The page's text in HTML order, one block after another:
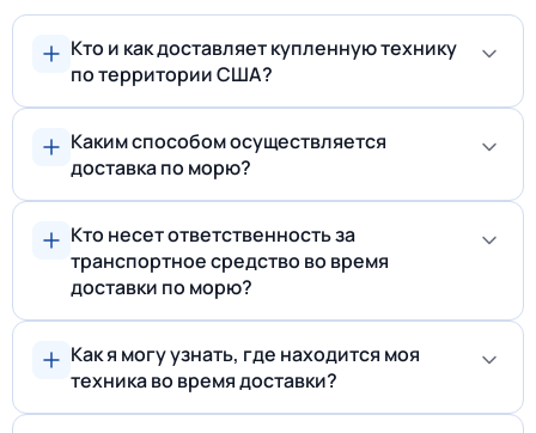
Кто и как доставляет купленную технику
по территории США?
Каким способом осуществляется
доставка по морю?
Кто несет ответственность за
транспортное средство во время
доставки по морю?
Как я могу узнать, где находится моя
техника во время доставки?